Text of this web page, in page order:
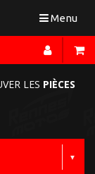
Toggle
Menu
LES PIÈCES